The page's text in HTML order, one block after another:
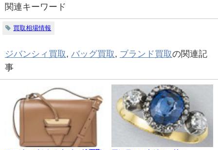
関連キーワード
買取相場情報
ジバンシィ買取, バッグ買取, ブランド買取の関連記
事